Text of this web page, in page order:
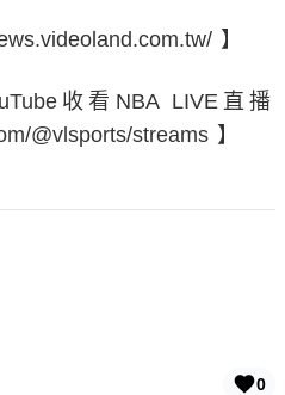
】
收看NBA LIVE直播
@vlsports/streams 】
0